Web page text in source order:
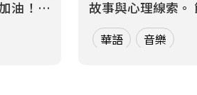
油！熱
港藝人
產業專
故事與心理線索。 節目從
心理學的角度出
聽眾探索音樂如
華語 音樂